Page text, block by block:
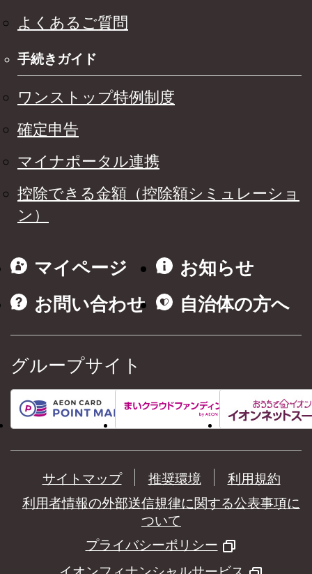
よくあるご質問
手続きガイド
ワンストップ特例制度
確定申告
マイナポータル連携
控除できる金額（控除額シミュレーショ
ン）
マイページ
お知らせ
お問い合わせ
自治体の方へ
グループサイト
サイトマップ 推奨環境
利用規約
利用者情報の外部送信規律に関する公表事項に
ついて
プライバシーポリシー